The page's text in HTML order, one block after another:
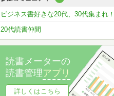
ビジネス書好きな20代、30代集まれ！
20代読書仲間
読書メーターの
読書管理アプリ
詳しくはこちら